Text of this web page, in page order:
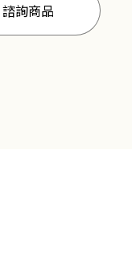
諮詢商品